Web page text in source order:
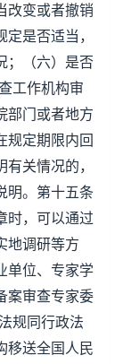
改变或者撤销
是否适当，
；（六）是否
工作机构审
部门或者地方
规定期限内回
关情况的，
明。第十五条
时，可以通过
地调研等方
单位、专家学
案审查专家委
规同行政法
移送全国人民